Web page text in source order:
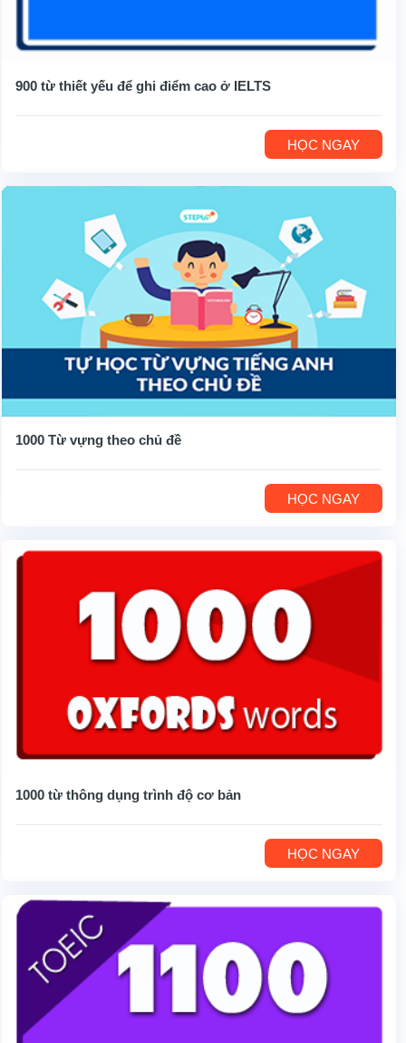
900 từ thiết yếu để ghi điểm cao ở IELTS
HỌC NGAY
1000 Từ vựng theo chủ đề
HỌC NGAY
1000 từ thông dụng trình độ cơ bản
HỌC NGAY